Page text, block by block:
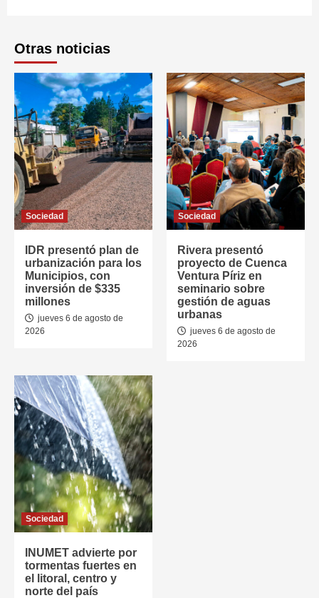
Otras noticias
Sociedad
IDR presentó plan de
urbanización para los
Municipios, con
inversión de $335
millones
jueves 6 de agosto de
2026
Sociedad
Rivera presentó
proyecto de Cuenca
Ventura Píriz en
seminario sobre
gestión de aguas
urbanas
jueves 6 de agosto de
2026
Sociedad
INUMET advierte por
tormentas fuertes en
el litoral, centro y
norte del país